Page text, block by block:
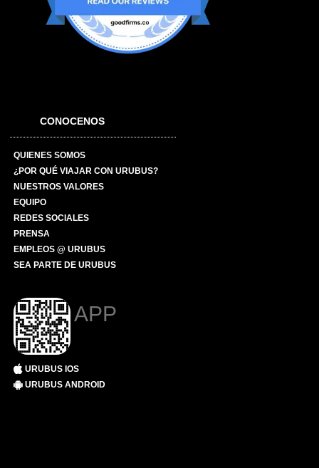
CONOCENOS
QUIENES SOMOS
¿POR QUÉ VIAJAR CON URUBUS?
NUESTROS VALORES
EQUIPO
REDES SOCIALES
PRENSA
EMPLEOS @ URUBUS
SEA PARTE DE URUBUS
APP
URUBUS IOS
URUBUS ANDROID